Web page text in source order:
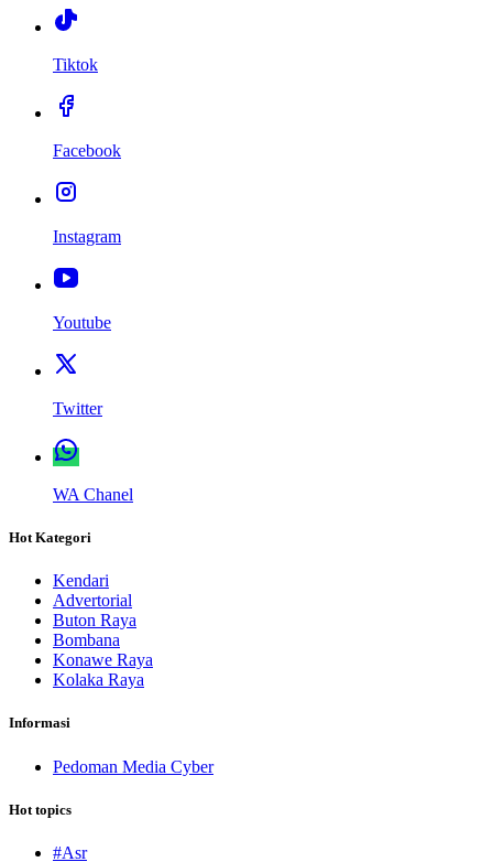
Tiktok
Facebook
Instagram
Youtube
Twitter
WA Chanel
Hot Kategori
Kendari
Advertorial
Buton Raya
Bombana
Konawe Raya
Kolaka Raya
Informasi
Pedoman Media Cyber
Hot topics
#Asr